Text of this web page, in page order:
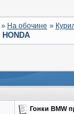
» На обочине »
Гонки BMW